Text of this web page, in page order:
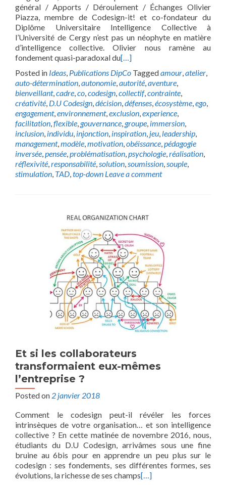
général / Apports / Déroulement / Échanges Olivier
Piazza, membre de Codesign-it! et co-fondateur du
Diplôme Universitaire Intelligence Collective à
l’Université de Cergy n’est pas un néophyte en matière
d’intelligence collective. Olivier nous ramène au
fondement quasi-paradoxal du[…]
Posted in Ideas, Publications DipCo Taggedamour,atelier,
auto-détermination,autonomie,autorité,aventure,
bienveillant,cadre,co,codesign,collectif,contrainte,
créativité, D.U Codesign,décision,défenses,écosystème,ego,
engagement,environnement,exclusion,experience,
facilitation,flexible,gouvernance,groupe, immersion,
inclusion, individu, injonction, inspiration, jeu, leadership,
management,modèle,motivation,obéissance,pédagogie
inversée,pensée,problématisation,psychologie,réalisation,
réflexivité,responsabilité,solution,soumission,souple,
stimulation, TAD,top-down Leave a comment
Et si les collaborateurs
transformaient eux-mêmes
l’entreprise ?
Posted on 2 janvier 2018
Comment le codesign peut-il révéler les forces
intrinsèques de votre organisation… et son intelligence
collective ? En cette matinée de novembre 2016, nous,
étudiants du D.U Codesign, arrivâmes sous une fine
bruine au 6bis pour en apprendre un peu plus sur le
codesign : ses fondements, ses différentes formes, ses
évolutions, la richesse de ses champs[…]